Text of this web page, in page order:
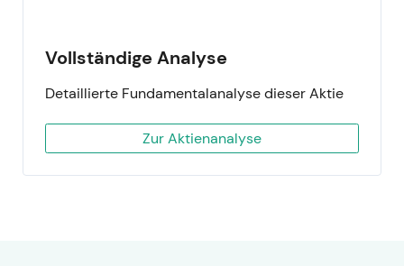
Vollständige Analyse
Detaillierte Fundamentalanalyse dieser Aktie
Zur Aktienanalyse